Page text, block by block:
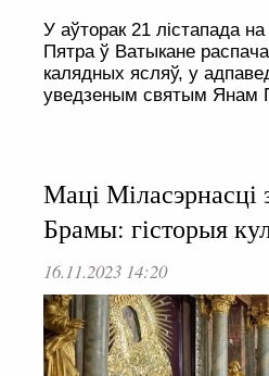
У аўторак 21 лістапада
Пятра ў Ватыкане
калядных ясляў, у
уведзеным святым Янам
Маці Міласэрнасці
Брамы: гісторыя
16.11.2023 14:20